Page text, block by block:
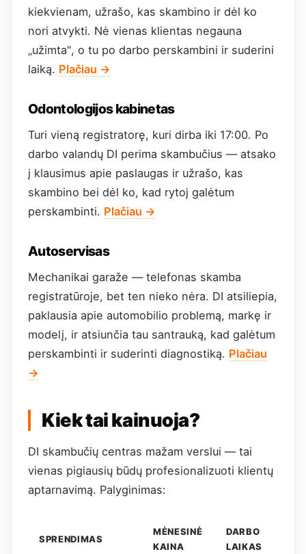
kiekvienam, užrašo, kas skambino ir dėl ko
nori atvykti. Nė vienas klientas negauna
„užimta", o tu po darbo perskambini ir suderini
laiką. Plačiau →
Odontologijos kabinetas
Turi vieną registratorę, kuri dirba iki 17:00. Po
darbo valandų DI perima skambučius — atsako
į klausimus apie paslaugas ir užrašo, kas
skambino bei dėl ko, kad rytoj galėtum
perskambinti. Plačiau →
Autoservisas
Mechanikai garaže — telefonas skamba
registratūroje, bet ten nieko nėra. DI atsiliepia,
paklausia apie automobilio problemą, markę ir
modelį, ir atsiunčia tau santrauką, kad galėtum
perskambinti ir suderinti diagnostiką. Plačiau
→
Kiek tai kainuoja?
DI skambučių centras mažam verslui — tai
vienas pigiausių būdų profesionalizuoti klientų
aptarnavimą. Palyginimas:
SPRENDIMAS
MĖNESINĖ
KAINA
DARBO
LAIKAS